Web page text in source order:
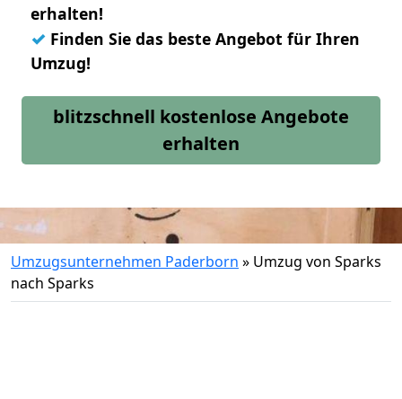
erhalten!
✓ Finden Sie das beste Angebot für Ihren
Umzug!
blitzschnell kostenlose Angebote
erhalten
Umzugsunternehmen Paderborn » Umzug von Sparks
nach Sparks